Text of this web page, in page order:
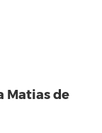
Matias de